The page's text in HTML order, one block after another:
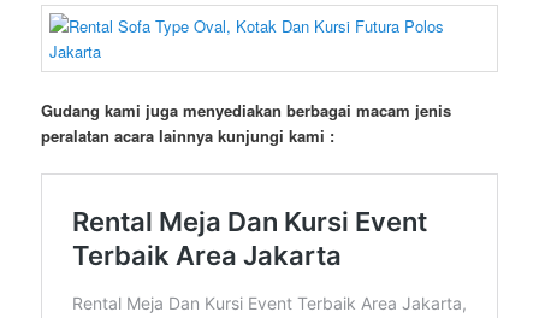
Gudang kami juga menyediakan berbagai macam jenis
peralatan acara lainnya kunjungi kami :